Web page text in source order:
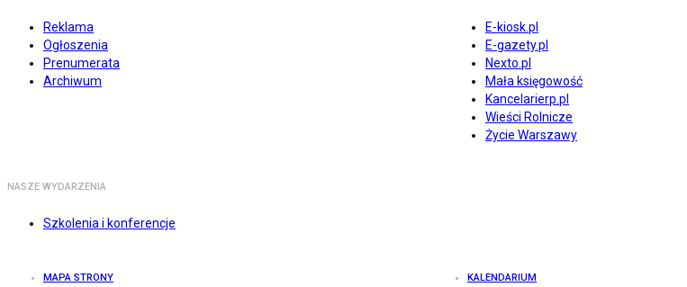
Reklama
Ogłoszenia
Prenumerata
Archiwum
E-kiosk.pl
E-gazety.pl
Nexto.pl
Mała księgowość
Kancelarierp.pl
Wieści Rolnicze
Życie Warszawy
NASZE WYDARZENIA
Szkolenia i konferencje
MAPA STRONY KALENDARIUM